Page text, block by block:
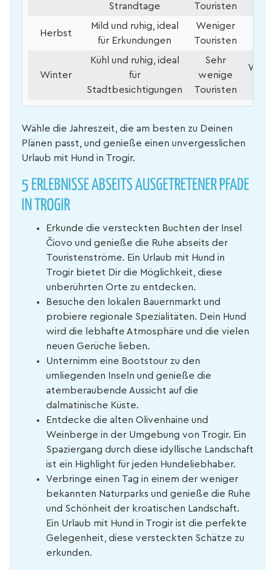
Strandtage
Touristen
Herbst
Mild und ruhig, ideal
für Erkundungen
Weniger
Touristen
Winter
Kühl und ruhig, ideal
für
Stadtbesichtigungen
Sehr
wenige
Touristen
Wähle die Jahreszeit, die am besten zu Deinen
Plänen passt, und genieße einen unvergesslichen
Urlaub mit Hund in Trogir.
5 ERLEBNISSE ABSEITS AUSGETRETENER PFADE
IN TROGIR
Erkunde die versteckten Buchten der Insel
Čiovo und genieße die Ruhe abseits der
Touristenströme. Ein Urlaub mit Hund in
Trogir bietet Dir die Möglichkeit, diese
unberührten Orte zu entdecken.
Besuche den lokalen Bauernmarkt und
probiere regionale Spezialitäten. Dein Hund
wird die lebhafte Atmosphäre und die vielen
neuen Gerüche lieben.
Unternimm eine Bootstour zu den
umliegenden Inseln und genieße die
atemberaubende Aussicht auf die
dalmatinische Küste.
Entdecke die alten Olivenhaine und
Weinberge in der Umgebung von Trogir. Ein
Spaziergang durch diese idyllische Landschaft
ist ein Highlight für jeden Hundeliebhaber.
Verbringe einen Tag in einem der weniger
bekannten Naturparks und genieße die Ruhe
und Schönheit der kroatischen Landschaft.
Ein Urlaub mit Hund in Trogir ist die perfekte
Gelegenheit, diese versteckten Schätze zu
erkunden.